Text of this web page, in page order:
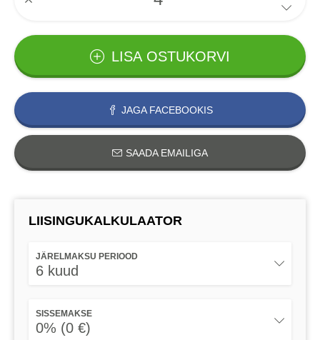
LISA OSTUKORVI
JAGA FACEBOOKIS
SAADA EMAILIGA
LIISINGUKALKULAATOR
JÄRELMAKSU PERIOOD
6 kuud
SISSEMAKSE
0% (0 €)